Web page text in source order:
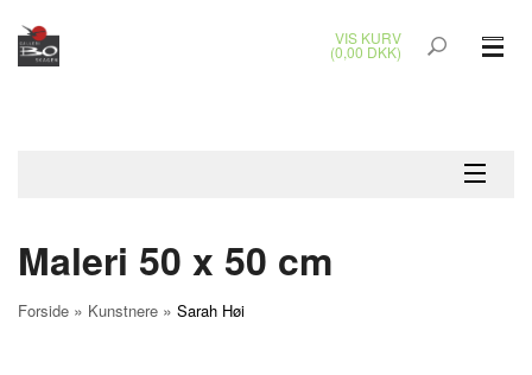
VIS KURV
(0,00 DKK)
Maleri 50 x 50 cm
Forside » Kunstnere » Sarah Høi